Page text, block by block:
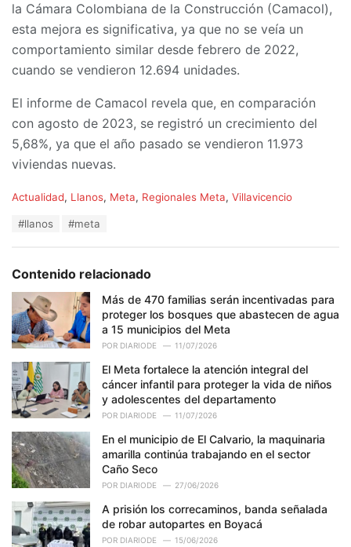
la Cámara Colombiana de la Construcción (Camacol),
esta mejora es significativa, ya que no se veía un
comportamiento similar desde febrero de 2022,
cuando se vendieron 12.694 unidades.
El informe de Camacol revela que, en comparación
con agosto de 2023, se registró un crecimiento del
5,68%, ya que el año pasado se vendieron 11.973
viviendas nuevas.
C
o
r
i
s
:
Actualidad, Llanos, Meta, Regionales Meta, Villavicencio
:
#llanos #meta
Contenido relacionado
Más de 470 familias serán incentivadas para
proteger los bosques que abastecen de agua
a 15 municipios del Meta
POR DIARIODE 11/07/2026
El Meta fortalece la atención integral del
cáncer infantil para proteger la vida de niños
y adolescentes del departamento
POR DIARIODE 11/07/2026
En el municipio de El Calvario, la maquinaria
amarilla continúa trabajando en el sector
Caño Seco
POR DIARIODE 27/06/2026
A prisión los correcaminos, banda señalada
de robar autopartes en Boyacá
POR DIARIODE 15/06/2026